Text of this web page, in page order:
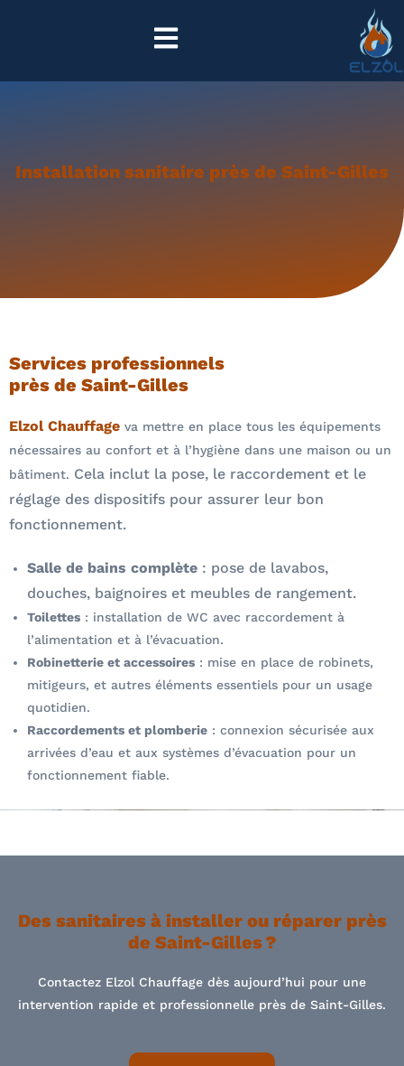
Installation sanitaire près de Saint-Gilles
Services professionnels
près de Saint-Gilles
Elzol Chauffage va mettre en place tous les équipements
nécessaires au confort et à l’hygiène dans une maison ou un
bâtiment. Cela inclut la pose, le raccordement et le
réglage des dispositifs pour assurer leur bon
fonctionnement.
Salle de bains complète : pose de lavabos,
douches, baignoires et meubles de rangement.
Toilettes : installation de WC avec raccordement à
l’alimentation et à l’évacuation.
Robinetterie et accessoires : mise en place de robinets,
mitigeurs, et autres éléments essentiels pour un usage
quotidien.
Raccordements et plomberie : connexion sécurisée aux
arrivées d’eau et aux systèmes d’évacuation pour un
fonctionnement fiable.
Des sanitaires à installer ou réparer près
de Saint-Gilles ?
Contactez Elzol Chauffage dès aujourd’hui pour une
intervention rapide et professionnelle près de Saint-Gilles.